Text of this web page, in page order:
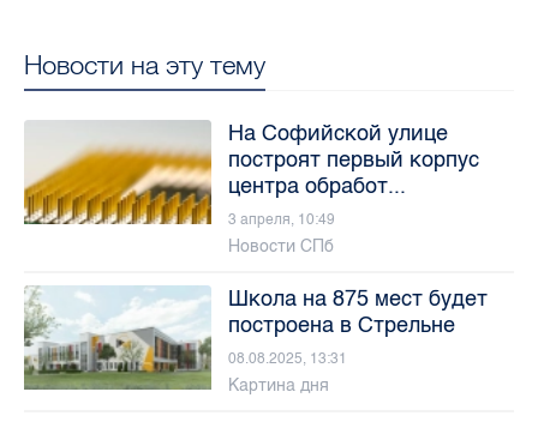
Новости на эту тему
На Софийской улице
построят первый корпус
центра обработ...
3 апреля, 10:49
Новости СПб
Школа на 875 мест будет
построена в Стрельне
08.08.2025, 13:31
Картина дня